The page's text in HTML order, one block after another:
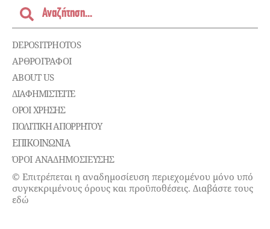
DEPOSITPHOTOS
ΑΡΘΡΟΓΡΑΦΟΙ
ABOUT US
ΔΙΑΦΗΜΙΣΤΕΊΤΕ
ΌΡΟΙ ΧΡΉΣΗΣ
ΠΟΛΙΤΙΚΉ ΑΠΟΡΡΉΤΟΥ
ΕΠΙΚΟΙΝΩΝΊΑ
ΌΡΟΙ ΑΝΑΔΗΜΟΣΙΕΥΣΗΣ
© Επιτρέπεται η αναδημοσίευση περιεχομένου μόνο υπό
συγκεκριμένους όρους και προϋποθέσεις. Διαβάστε τους
εδώ